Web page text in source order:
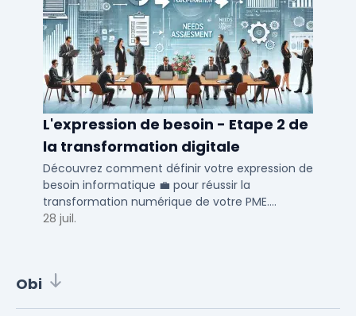
L'expression de besoin - Etape 2 de
la transformation digitale
Découvrez comment définir votre expression de
besoin informatique 💼 pour réussir la
transformation numérique de votre PME.
Optimisez vos processus métiers et RH avec nos
28 juil.
Obi